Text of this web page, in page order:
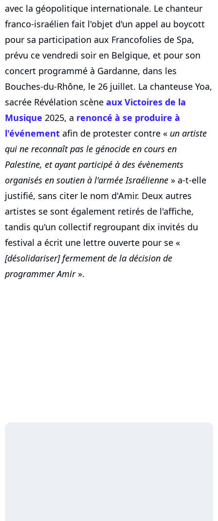
avec la géopolitique internationale. Le chanteur
franco-israélien fait l'objet d'un appel au boycott
pour sa participation aux Francofolies de Spa,
prévu ce vendredi soir en Belgique, et pour son
concert programmé à Gardanne, dans les
Bouches-du-Rhône, le 26 juillet. La chanteuse Yoa,
sacrée Révélation scène aux Victoires de la
Musique 2025, a renoncé à se produire à
l'événement afin de protester contre « un artiste
qui ne reconnaît pas le génocide en cours en
Palestine, et ayant participé à des évènements
organisés en soutien à l'armée Israélienne » a-t-elle
justifié, sans citer le nom d'Amir. Deux autres
artistes se sont également retirés de l'affiche,
tandis qu'un collectif regroupant dix invités du
festival a écrit une lettre ouverte pour se «
[désolidariser] fermement de la décision de
programmer Amir».